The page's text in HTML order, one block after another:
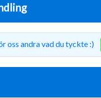
oss andra vad du tyckte :)